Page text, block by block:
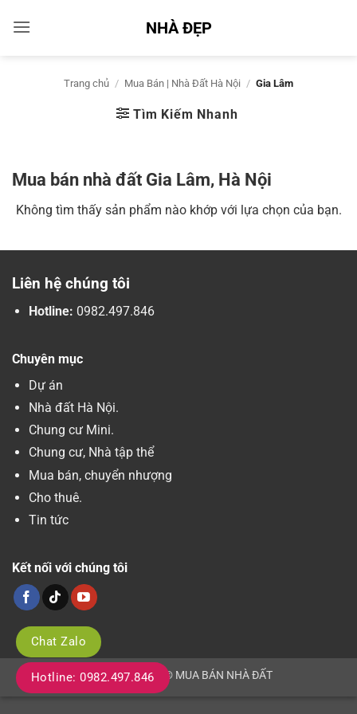
qua
NHÀ ĐẸP
Trang chủ / Mua Bán | Nhà Đất Hà Nội / Gia Lâm
Tìm Kiếm Nhanh
Mua bán nhà đất Gia Lâm, Hà Nội
Không tìm thấy sản phẩm nào khớp với lựa chọn của bạn.
Liên hệ chúng tôi
Hotline: 0982.497.846
Chuyên mục
Dự án
Nhà đất Hà Nội.
Chung cư Mini.
Chung cư, Nhà tập thể
Mua bán, chuyển nhượng
Cho thuê.
Tin tức
Kết nối với chúng tôi
Copyright 2026 © MUA BÁN NHÀ ĐẤT
Chat Zalo
Hotline: 0982.497.846